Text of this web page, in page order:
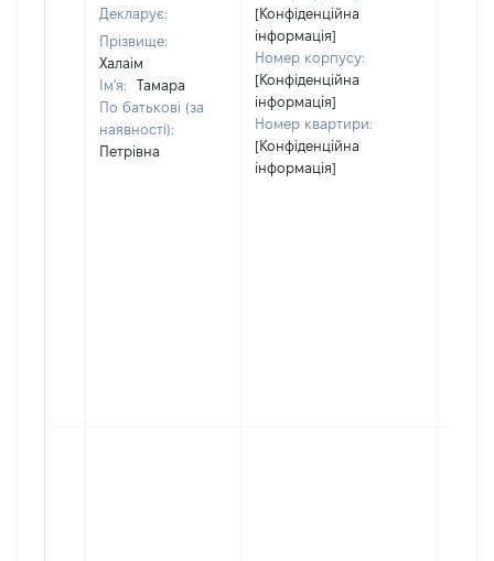
Декларує:
Прізвище:
Халаім
Ім'я:
Тамара
По батькові (за
наявності):
Петрівна
[Конфіденційна
інформація]
Номер корпусу:
[Конфіденційна
інформація]
Номер квартири:
[Конфіденційна
інформація]